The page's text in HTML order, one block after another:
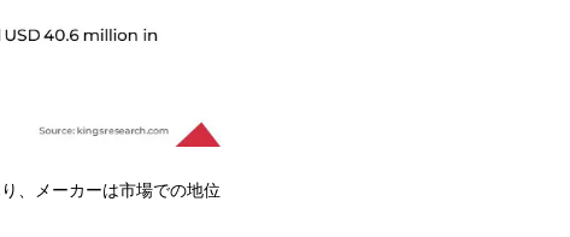
、メーカーは市場での地位